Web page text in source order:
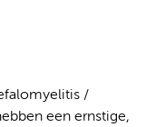
/
een ernstige,